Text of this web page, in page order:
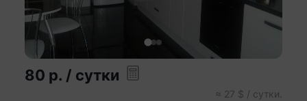
80 р. / сутки
≈ 27 $ / сутки.